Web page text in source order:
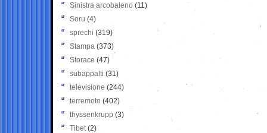
Sinistra arcobaleno (11)
Soru (4)
sprechi (319)
Stampa (373)
Storace (47)
subappalti (31)
televisione(244)
terremoto (402)
thyssenkrupp (3)
Tibet(2)